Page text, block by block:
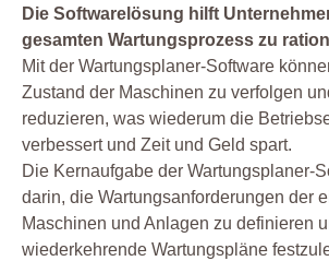
Die Softwarelösung hilft
gesamten Wartungsprozess zu
Mit der Wartungsplaner-Software
Zustand der Maschinen zu verfolgen
reduzieren, was wiederum die
verbessert und Zeit und Geld spart.
Die Kernaufgabe der Wartungsplaner-
darin, die Wartungsanforderungen der
Maschinen und Anlagen zu definieren
wiederkehrende Wartungspläne